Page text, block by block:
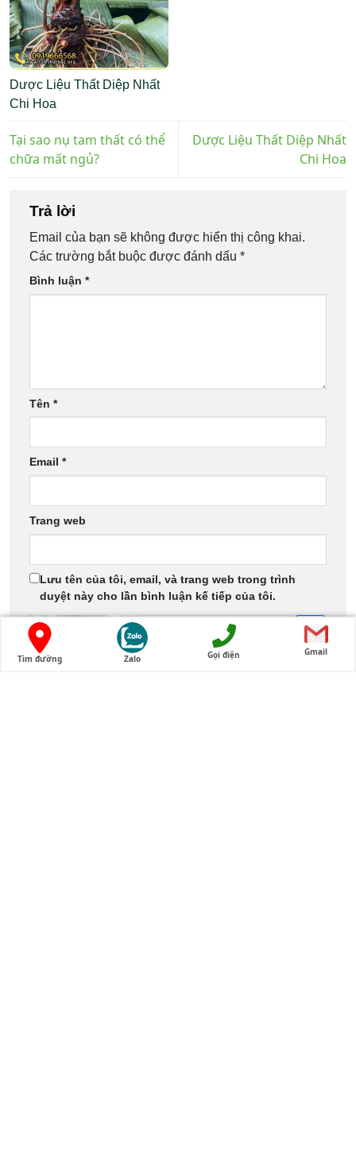
Dược Liệu Thất Diệp Nhất
Chi Hoa
Tại sao nụ tam thất có thể
chữa mất ngủ?
Dược Liệu Thất Diệp Nhất
Chi Hoa
Trả lời
Email của bạn sẽ không được hiển thị công khai.
Các trường bắt buộc được đánh dấu *
Bình luận *
Tên *
Email *
Trang web
Lưu tên của tôi, email, và trang web trong trình
duyệt này cho lần bình luận kế tiếp của tôi.
↻
PHẢN HỒI
Tìm đường Zalo Gọi điện Gmail